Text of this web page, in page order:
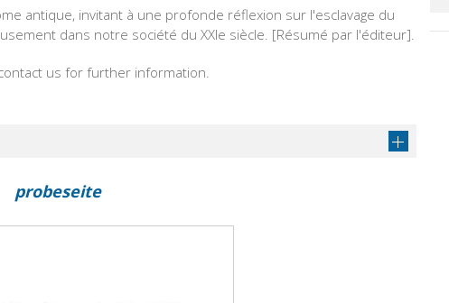
antique, invitant à une profonde réflexion sur l'esclavage du
dans notre société du XXIe siècle. [Résumé par l'éditeur].
us for further information.
probeseite